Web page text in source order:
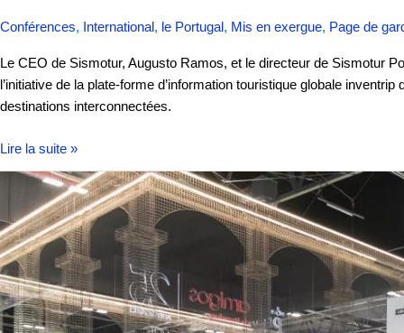
Conférences, International, le Portugal, Mis en exergue, Page de
Le CEO de Sismotur, Augusto Ramos, et le directeur de Sismotur
l’initiative de la plate-forme d’information touristique globale
destinations interconnectées.
Lire la suite »
Sismotur
présente
de
nouvelles
innovations
dans
FITUR